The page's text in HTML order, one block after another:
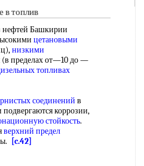
в топлив
нефтей Башкирии
цетановыми
низкими
(в пределах от—10 до —
топливах
соединений в
подвергаются коррозии,
стойкость.
верхний предел
[c.42]